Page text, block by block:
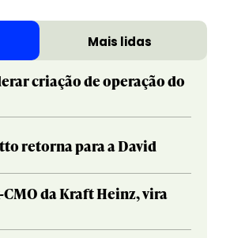
Mais lidas
criação de operação do
retorna para a David
da Kraft Heinz, vira